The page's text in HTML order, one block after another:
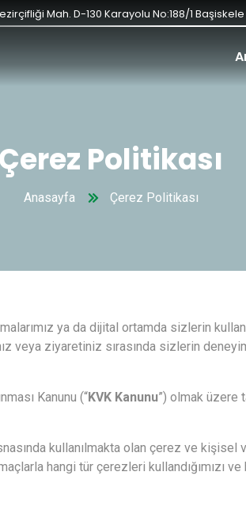
Mah. D-130 Karayolu No:188/1 Başiskele
Çerez Politikası
Anasayfa Çerez Politikası
ya da dijital ortamda sizlerin
veya ziyaretiniz sırasında sizlerin
Kanunu (“KVK Kanunu”) olmak üzere
kullanılmakta olan çerez ve
hangi tür çerezleri kullandığımızı